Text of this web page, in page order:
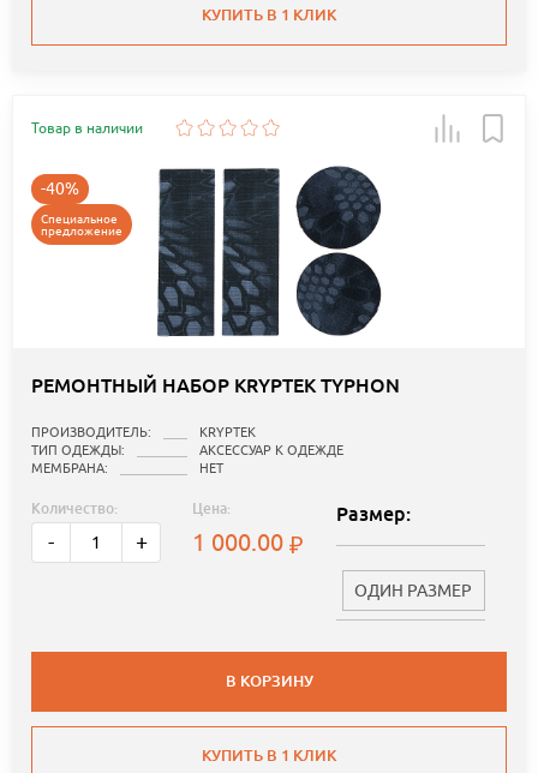
КУПИТЬ В 1 КЛИК
Товар в наличии
-40%
Специальное
предложение
РЕМОНТНЫЙ НАБОР KRYPTEK TYPHON
ПРОИЗВОДИТЕЛЬ:
KRYPTEK
ТИП ОДЕЖДЫ:
АКСЕССУАР К ОДЕЖДЕ
МЕМБРАНА:
НЕТ
Количество:
- +
Цена:
1 000.00
Размер:
ОДИН РАЗМЕР
В КОРЗИНУ
КУПИТЬ В 1 КЛИК